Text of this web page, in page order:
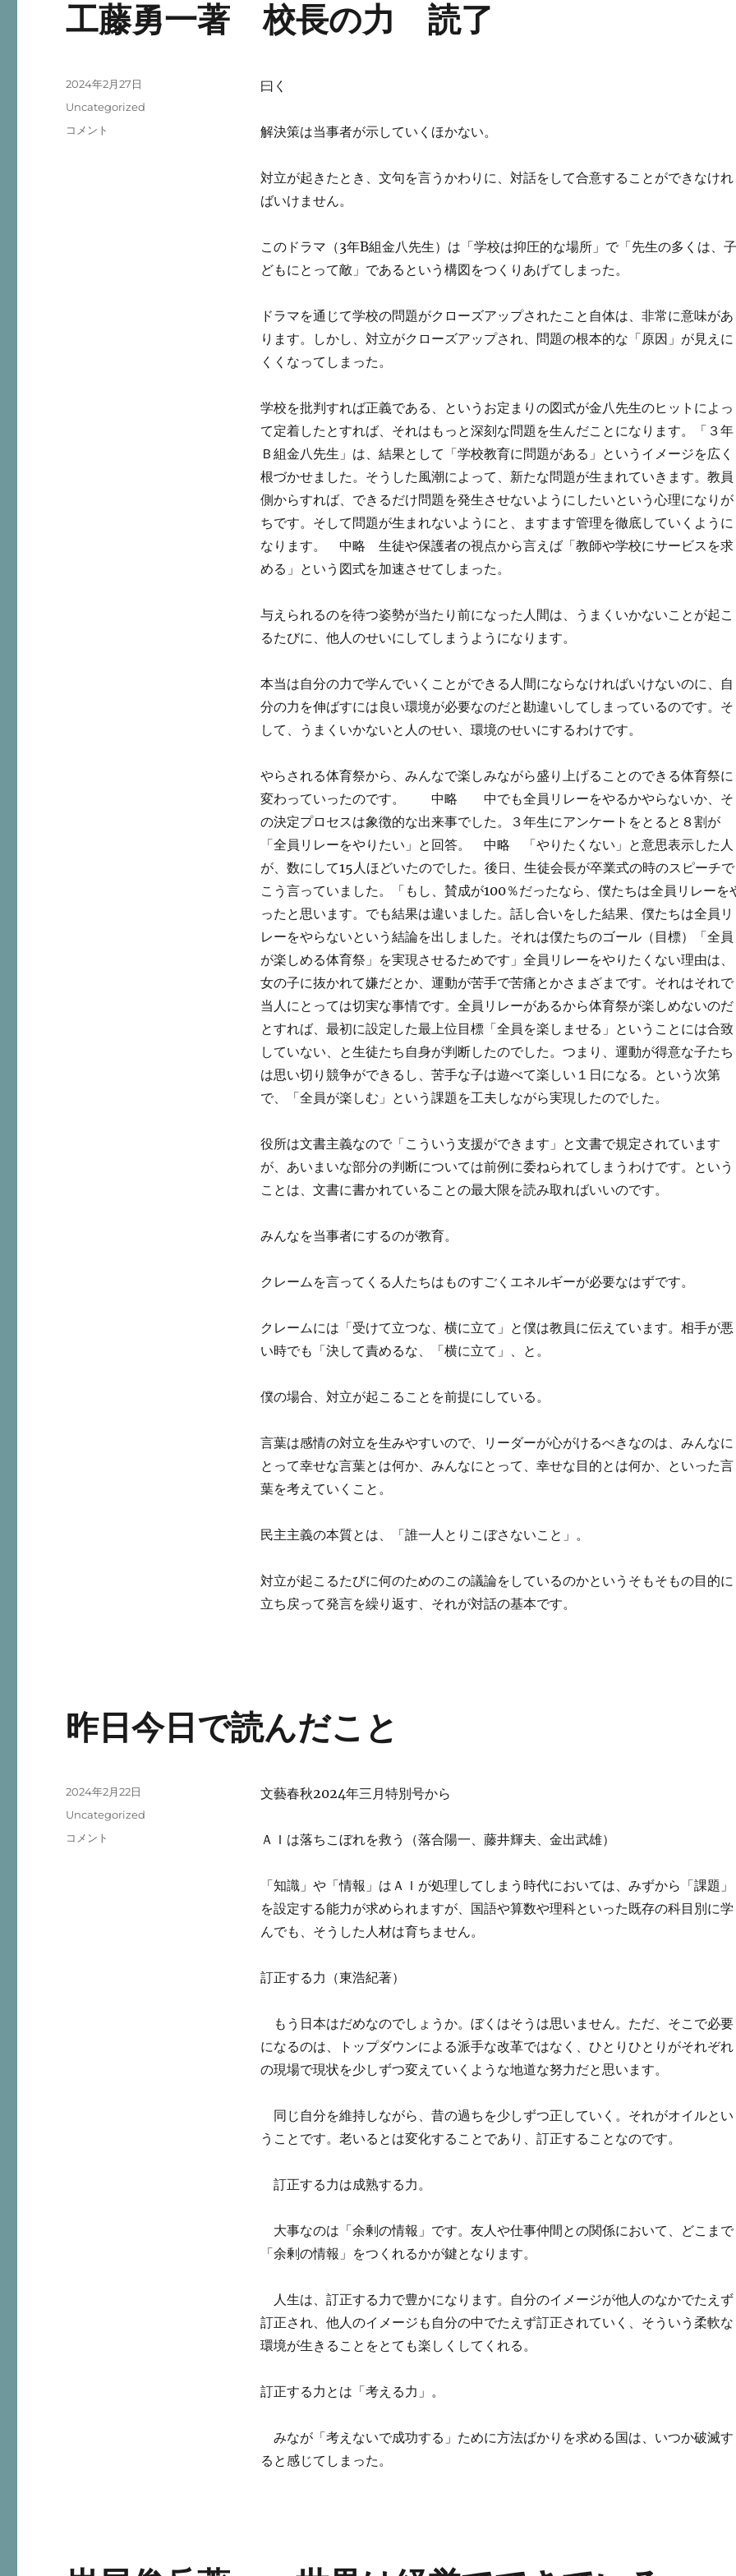
工藤勇一著 校長の力 読了
曰く
解決策は当事者が示していくほかない。
対立が起きたとき、文句を言うかわりに、対話をして合意することができなけれ
ばいけません。
このドラマ（3年B組金八先生）は「学校は抑圧的な場所」で「先生の多くは、子
どもにとって敵」であるという構図をつくりあげてしまった。
ドラマを通じて学校の問題がクローズアップされたこと自体は、非常に意味があ
ります。しかし、対立がクローズアップされ、問題の根本的な「原因」が見えに
くくなってしまった。
学校を批判すれば正義である、というお定まりの図式が金八先生のヒットによっ
て定着したとすれば、それはもっと深刻な問題を生んだことになります。「３年
Ｂ組金八先生」は、結果として「学校教育に問題がある」というイメージを広く
根づかせました。そうした風潮によって、新たな問題が生まれていきます。教員
側からすれば、できるだけ問題を発生させないようにしたいという心理になりが
ちです。そして問題が生まれないようにと、ますます管理を徹底していくように
なります。 中略 生徒や保護者の視点から言えば「教師や学校にサービスを求
める」という図式を加速させてしまった。
与えられるのを待つ姿勢が当たり前になった人間は、うまくいかないことが起こ
るたびに、他人のせいにしてしまうようになります。
本当は自分の力で学んでいくことができる人間にならなければいけないのに、自
分の力を伸ばすには良い環境が必要なのだと勘違いしてしまっているのです。そ
して、うまくいかないと人のせい、環境のせいにするわけです。
やらされる体育祭から、みんなで楽しみながら盛り上げることのできる体育祭に
変わっていったのです。 中略 中でも全員リレーをやるかやらないか、そ
の決定プロセスは象徴的な出来事でした。３年生にアンケートをとると８割が
「全員リレーをやりたい」と回答。 中略 「やりたくない」と意思表示した人
が、数にして15人ほどいたのでした。後日、生徒会長が卒業式の時のスピーチで
こう言っていました。「もし、賛成が100％だったなら、僕たちは全員リレーを
ったと思います。でも結果は違いました。話し合いをした結果、僕たちは全員リ
レーをやらないという結論を出しました。それは僕たちのゴール（目標）「全員
が楽しめる体育祭」を実現させるためです」全員リレーをやりたくない理由は、
女の子に抜かれて嫌だとか、運動が苦手で苦痛とかさまざまです。それはそれで
当人にとっては切実な事情です。全員リレーがあるから体育祭が楽しめないのだ
とすれば、最初に設定した最上位目標「全員を楽しませる」ということには合致
していない、と生徒たち自身が判断したのでした。つまり、運動が得意な子たち
は思い切り競争ができるし、苦手な子は遊べて楽しい１日になる。という次第
で、「全員が楽しむ」という課題を工夫しながら実現したのでした。
役所は文書主義なので「こういう支援ができます」と文書で規定されています
が、あいまいな部分の判断については前例に委ねられてしまうわけです。という
ことは、文書に書かれていることの最大限を読み取ればいいのです。
みんなを当事者にするのが教育。
クレームを言ってくる人たちはものすごくエネルギーが必要なはずです。
クレームには「受けて立つな、横に立て」と僕は教員に伝えています。相手が悪
い時でも「決して責めるな、「横に立て」、と。
僕の場合、対立が起こることを前提にしている。
言葉は感情の対立を生みやすいので、リーダーが心がけるべきなのは、みんなに
とって幸せな言葉とは何か、みんなにとって、幸せな目的とは何か、といった言
葉を考えていくこと。
民主主義の本質とは、「誰一人とりこぼさないこと」。
対立が起こるたびに何のためのこの議論をしているのかというそもそもの目的に
立ち戻って発言を繰り返す、それが対話の基本です。
投
2024年2月27日
カ
Uncategorized
工
コメント
昨日今日で読んだこと
文藝春秋2024年三月特別号から
ＡＩは落ちこぼれを救う（落合陽一、藤井輝夫、金出武雄）
「知識」や「情報」はＡＩが処理してしまう時代においては、みずから「課題」
を設定する能力が求められますが、国語や算数や理科といった既存の科目別に学
んでも、そうした人材は育ちません。
訂正する力（東浩紀著）
もう日本はだめなのでしょうか。ぼくはそうは思いません。ただ、そこで必要
になるのは、トップダウンによる派手な改革ではなく、ひとりひとりがそれぞれ
の現場で現状を少しずつ変えていくような地道な努力だと思います。
同じ自分を維持しながら、昔の過ちを少しずつ正していく。それがオイルとい
うことです。老いるとは変化することであり、訂正することなのです。
訂正する力は成熟する力。
大事なのは「余剰の情報」です。友人や仕事仲間との関係において、どこまで
「余剰の情報」をつくれるかが鍵となります。
人生は、訂正する力で豊かになります。自分のイメージが他人のなかでたえず
訂正され、他人のイメージも自分の中でたえず訂正されていく、そういう柔軟な
環境が生きることをとても楽しくしてくれる。
訂正する力とは「考える力」。
みなが「考えないで成功する」ために方法ばかりを求める国は、いつか破滅す
ると感じてしまった。
投
2024年2月22日
カ
Uncategorized
昨
コメント